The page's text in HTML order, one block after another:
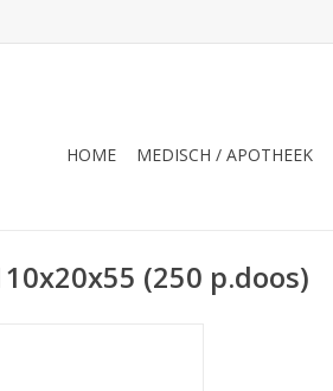
HOME MEDISCH / APOTHEEK
(250 p.doos)